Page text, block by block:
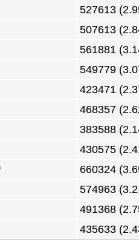
527613
507613
561881
549779
423471
468357
383588
430575
660324
574963
491368
435633